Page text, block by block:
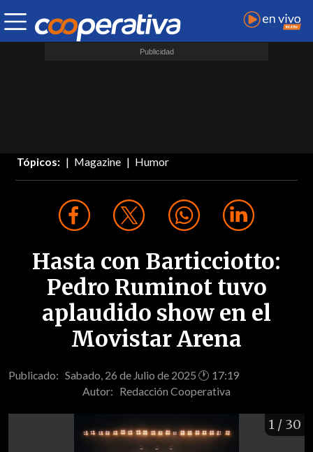
Tópicos: Magazine Humor
Hasta con Barticciotto:
Pedro Ruminot tuvo
aplaudido show en el
Movistar Arena
Publicado: Sabado, 26 de Julio de 2025 🕐 17:19
Autor: Redacción Cooperativa
1 / 30